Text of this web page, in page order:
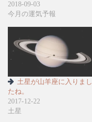
2018-09-03
今月の運気予報
土星が山羊座に入りまし
たね。
2017-12-22
土星